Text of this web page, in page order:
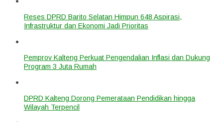
Reses DPRD Barito Selatan Himpun 648 Aspirasi,
Infrastruktur dan Ekonomi Jadi Prioritas
Pemprov Kalteng Perkuat Pengendalian Inflasi dan Dukung
Program 3 Juta Rumah
DPRD Kalteng Dorong Pemerataan Pendidikan hingga
Wilayah Terpencil